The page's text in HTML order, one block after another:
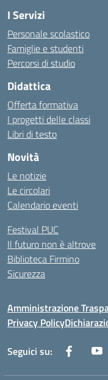
I Servizi
Personale scolastico
Famiglie e studenti
Percorsi di studio
Didattica
Offerta formativa
I progetti delle classi
Libri di testo
Novità
Le notizie
Le circolari
Calendario eventi
Festival PUC
Il futuro non è altrove
Biblioteca Firmino
Sicurezza
Amministrazione
Privacy Policy
Seguici su: